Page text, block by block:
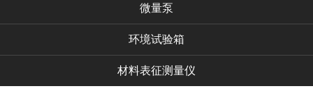
微量泵
环境试验箱
材料表征测量仪